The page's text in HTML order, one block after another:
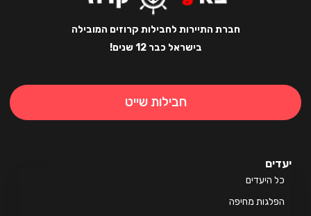
חברת התיירות לחבילות קרוזים המובילה
בישראל כבר 12 שנים!
חבילות שייט
היעדים
מחיפה